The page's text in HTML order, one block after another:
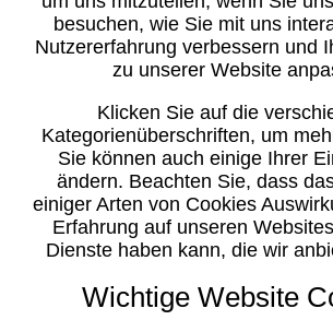
besuchen, wie Sie mit uns
Nutzererfahrung verbessern und
zu unserer Website
Klicken Sie auf die
Kategorienüberschriften, um
Sie können auch einige Ihrer
ändern. Beachten Sie, dass
einiger Arten von Cookies
Erfahrung auf unseren
Dienste haben kann, die wir
Wichtige Website